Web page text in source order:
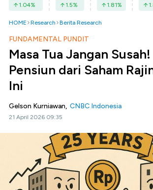
1.04% 1.5% 1.81%
HOME Research Berita Research
FUNDAMENTAL PUNDIT
Masa Tua Jangan
Pensiun dari Saham
Ini
Gelson Kurniawan, CNBC Indonesia
21 April 2026 09:35